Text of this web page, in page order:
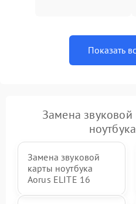
Показать
Замена
Замена звуковой
карты ноутбука
Aorus ELITE 16